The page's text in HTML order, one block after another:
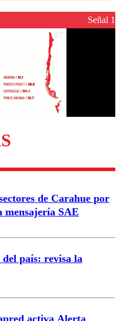
para garantizar un
Enviar comentario
Señal 1
de Carahue por
mensajería SAE
país: revisa la
activa Alerta